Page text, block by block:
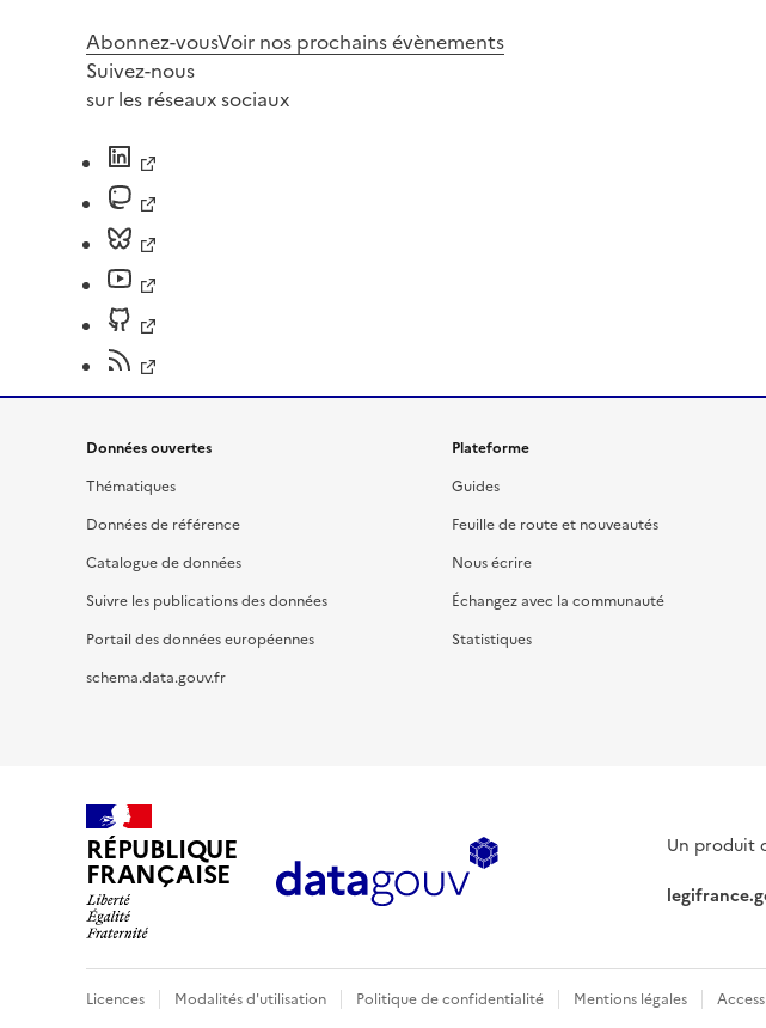
Abonnez-vousVoir nos prochains évènements
Suivez-nous
sur les réseaux sociaux
Données ouvertes
Thématiques
Données de référence
Catalogue de données
Suivre les publications des données
Portail des données européennes
schema.data.gouv.fr
Plateforme
Guides
Feuille de route et nouveautés
Nous écrire
Échangez avec la communauté
Statistiques
RÉPUBLIQUE
FRANÇAISE
Un produit
Licences Modalités d'utilisation Politique de confidentialité Mentions légales